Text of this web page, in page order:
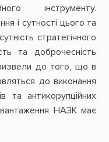
інструменту.
і сутності цього та
стратегічного
та доброчесність
до того, що в
до виконання
та антикорупційних
НАЗК має